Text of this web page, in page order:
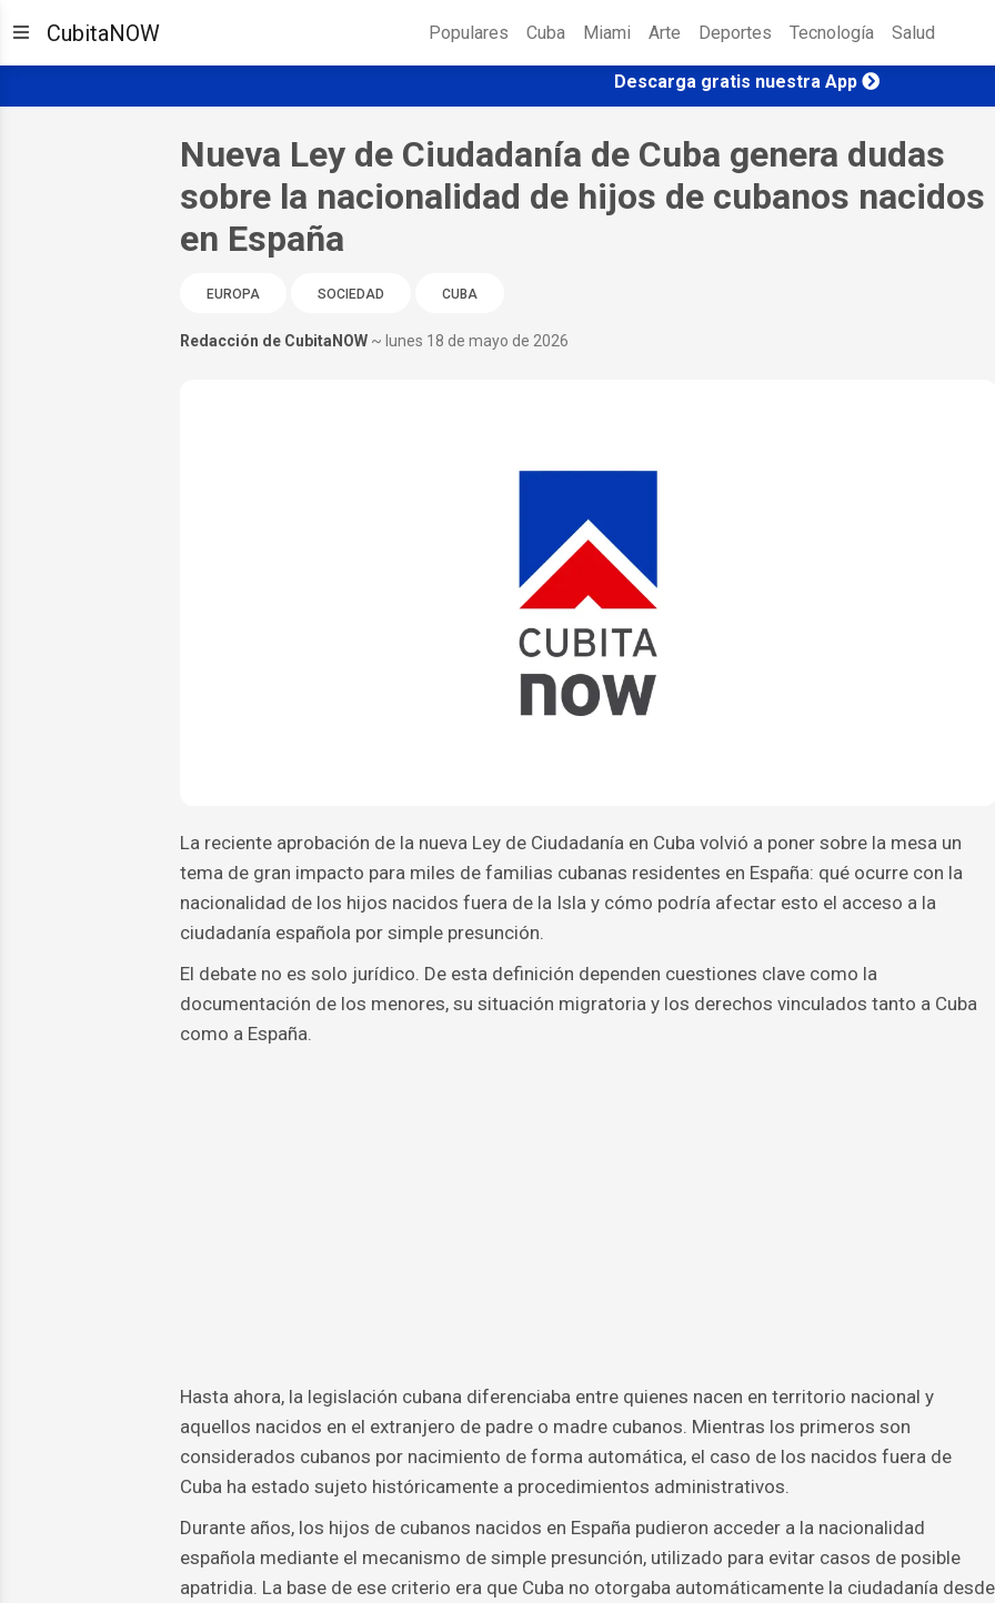
CubitaNOW Populares Cuba Miami Arte Deportes Tecnología Salud
Descarga gratis nuestra App
Nueva Ley de Ciudadanía de Cuba genera dudas
sobre la nacionalidad de hijos de cubanos nacidos
en España
EUROPA SOCIEDAD CUBA
Redacción de CubitaNOW ~ lunes 18 de mayo de 2026
La reciente aprobación de la nueva Ley de Ciudadanía en Cuba volvió a poner sobre la mesa un
tema de gran impacto para miles de familias cubanas residentes en España: qué ocurre con la
nacionalidad de los hijos nacidos fuera de la Isla y cómo podría afectar esto el acceso a la
ciudadanía española por simple presunción.
El debate no es solo jurídico. De esta definición dependen cuestiones clave como la
documentación de los menores, su situación migratoria y los derechos vinculados tanto a Cuba
como a España.
Hasta ahora, la legislación cubana diferenciaba entre quienes nacen en territorio nacional y
aquellos nacidos en el extranjero de padre o madre cubanos. Mientras los primeros son
considerados cubanos por nacimiento de forma automática, el caso de los nacidos fuera de
Cuba ha estado sujeto históricamente a procedimientos administrativos.
Durante años, los hijos de cubanos nacidos en España pudieron acceder a la nacionalidad
española mediante el mecanismo de simple presunción, utilizado para evitar casos de posible
apatridia. La base de ese criterio era que Cuba no otorgaba automáticamente la ciudadanía desde